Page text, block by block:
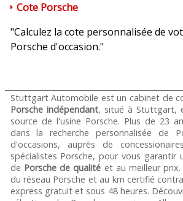
Cote Porsche
"Calculez la cote personnalisée de
Porsche d'occasion."
Stuttgart Automobile est un cabinet de
Porsche indépendant, situé à Stuttgart,
source de l'usine Porsche. Plus de 23
dans la recherche personnalisée de
d'occasions, auprès de
spécialistes Porsche, pour vous garantir
de Porsche de qualité et au meilleur
du réseau Porsche et au km certifié
express gratuit et sous 48 heures.